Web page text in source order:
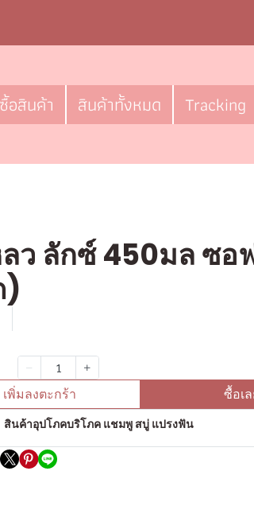
อสินค้า สินค้าทั้งหมด Tracking
ว ลักซ์ 450มล ซอ
)
เพิ่มลงตะกร้า ซื้อเ
สินค้าอุปโภคบริโภค แชมพู สบู่ แปรงฟัน